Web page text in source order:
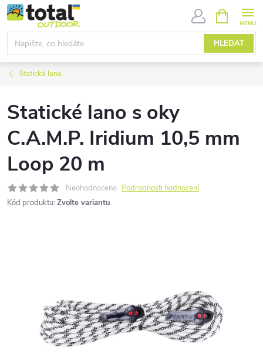
Přejít
na
obsah
HLEDAT
NÁKUPNÍ
KOŠÍK
Statická lana
Statické lano s oky
C.A.M.P. Iridium 10,5 mm
Loop 20 m
Neohodnoceno Podrobnosti hodnocení
Kód produktu: Zvolte variantu